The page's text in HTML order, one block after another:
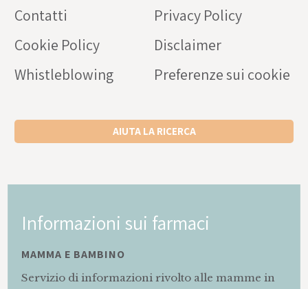
Contatti
Privacy Policy
Cookie Policy
Disclaimer
Whistleblowing
Preferenze sui cookie
AIUTA LA RICERCA
Informazioni sui farmaci
MAMMA E BAMBINO
Servizio di informazioni rivolto alle mamme in